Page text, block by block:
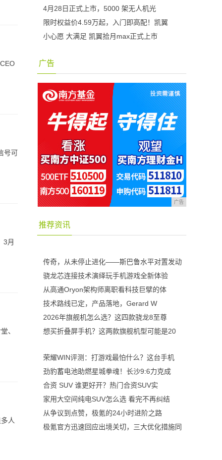
号可
3月
、
人
4月28日正式上市，5000 架无人机光
限时权益价4.59万起，入门即高配！凯翼
小心愿 大满足 凯翼拾月max正式上市
广告
广告
推荐资讯
传奇，从未停止进化——斯巴鲁水平对置发动
骁龙芯连接技术演绎玩手机游戏全新体验
从高通Oryon架构师离职看科技巨擘的体
技术路线已定，产品落地，Gerard W
2026年旗舰机怎么选？这四款骁龙8至尊
想买折叠屏手机？这两款旗舰机型可能是20
荣耀WIN评测：打游戏最怕什么？这台手机
劲豹蓄电池助燃星城拳魂！长沙9:6力克成
合资 SUV 谁更好开？热门合资SUV实
家用大空间纯电SUV怎么选 看完不再纠结
从争议到点赞，极氪的24小时进阶之路
极氪官方迅速回应出境关切，三大优化措施同